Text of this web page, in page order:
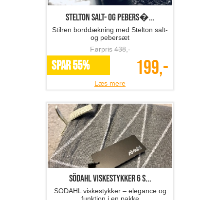
Stelton salt- og pebers�...
Stilren borddækning med Stelton salt-
og pebersæt
Førpris438,-
SPAR 55% 199,-
Læs mere
SÖDAHL viskestykker 6 s...
SODAHL viskestykker – elegance og